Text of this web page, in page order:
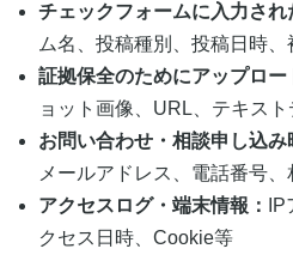
チェックフォームに入力され
ム名、投稿種別、投稿日時
証拠保全のためにアップロー
ョット画像、URL、テキス
お問い合わせ・相談申し込み
メールアドレス、電話番号
アクセスログ・端末情報：
クセス日時、Cookie等